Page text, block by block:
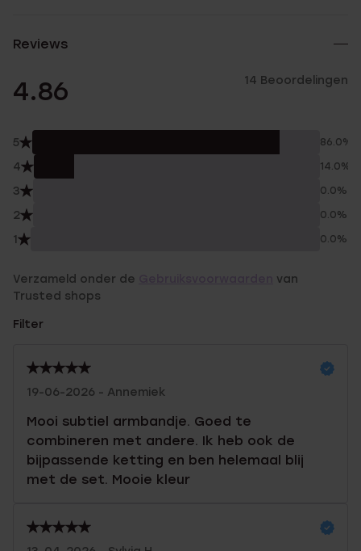
Reviews
4.86 14 Beoordelingen
5 86.0%
4 14.0%
3 0.0%
2 0.0%
1 0.0%
Verzameld onder de
van
Trusted shops
Filter
19-06-2026 - Annemiek
Mooi subtiel armbandje. Goed te
combineren met andere. Ik heb ook de
bijpassende ketting en ben helemaal blij
met de set. Mooie kleur